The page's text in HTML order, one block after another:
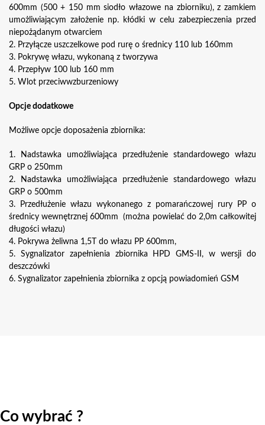
600mm (500 + 150 mm siodło włazowe na zbiorniku), z zamkiem
umożliwiającym założenie np. kłódki w celu zabezpieczenia przed
niepożądanym otwarciem
2. Przyłącze uszczelkowe pod rurę o średnicy 110 lub 160mm
3. Pokrywę włazu, wykonaną z tworzywa
4. Przepływ 100 lub 160 mm
5. Wlot przeciwwzburzeniowy
Opcje dodatkowe
Możliwe opcje doposażenia zbiornika:
1. Nadstawka umożliwiająca przedłużenie standardowego włazu
GRP o 250mm
2. Nadstawka umożliwiająca przedłużenie standardowego włazu
GRP o 500mm
3. Przedłużenie włazu wykonanego z pomarańczowej rury PP o
średnicy wewnętrznej 600mm (można powielać do 2,0m całkowitej
długości włazu)
4. Pokrywa żeliwna 1,5T do włazu PP 600mm,
5. Sygnalizator zapełnienia zbiornika HPD GMS-II, w wersji do
deszczówki
6. Sygnalizator zapełnienia zbiornika z opcją powiadomień GSM
Co wybrać ?